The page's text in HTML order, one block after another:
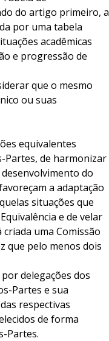
do artigo primeiro, a
por uma tabela
acadêmicas
e progressão de
que o mesmo
ou suas
equivalentes
Partes, de harmonizar
do
a adaptação
situações que
e de velar
uma Comissão
que pelo menos dois
delegações dos
Partes e sua
respectivas
de forma
Partes.